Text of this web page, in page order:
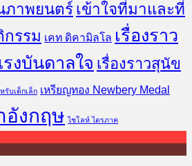
ภาพยนตร์ เข้าใจที่มาและที่
รรม เคท ดิคามิลโล เรื่องราว
งบันดาลใจ เรื่องราวสุนัข
รับเด็กเล็ก เหรียญทอง Newbery Medal
อังกฤษ ไชโลห์ ไตรภาค